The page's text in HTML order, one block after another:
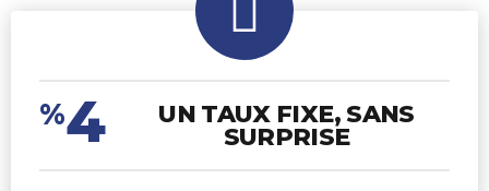
%4
UN TAUX FIXE, SANS
SURPRISE